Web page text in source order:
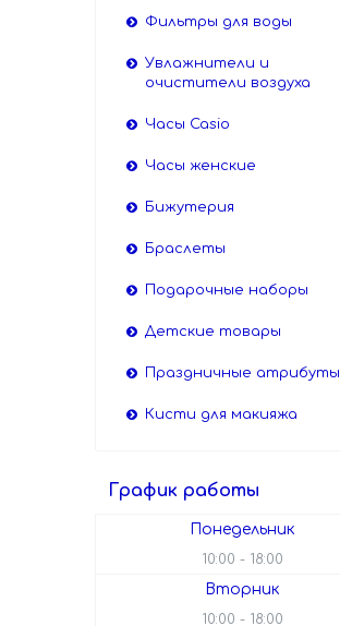
Фильтры для воды
Увлажнители и
очистители воздуха
Часы Casio
Часы женские
Бижутерия
Браслеты
Подарочные наборы
Детские товары
Праздничные атрибуты
Кисти для макияжа
График работы
Понедельник
10:00 18:00
Вторник
10:00 18:00